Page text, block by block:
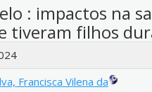
: impactos na
tiveram filhos
Francisca Vilena da